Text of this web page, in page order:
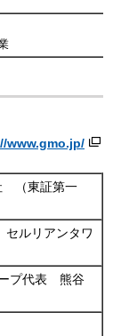
www.gmo.jp/
（東証第一
ルリアンタワ
ープ代表 熊谷